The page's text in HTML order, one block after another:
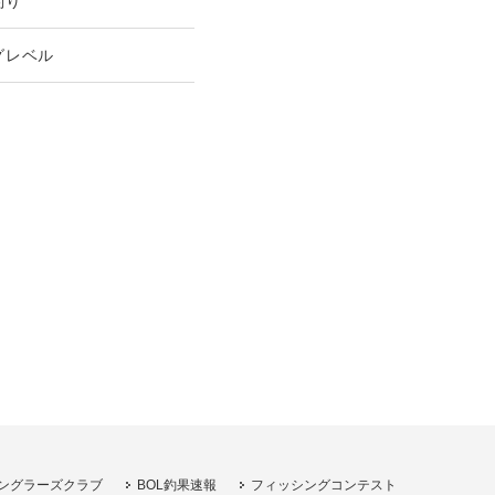
レベル
グラーズクラブ BOL釣果速報 フィッシングコンテスト